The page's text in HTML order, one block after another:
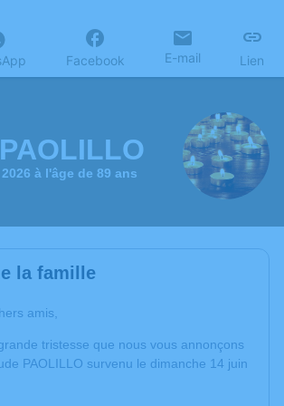
Facebook E-mail Lien
à l'âge de 89 ans
la famille
amis,
tristesse que nous vous annonçons
PAOLILLO survenu le dimanche 14 juin